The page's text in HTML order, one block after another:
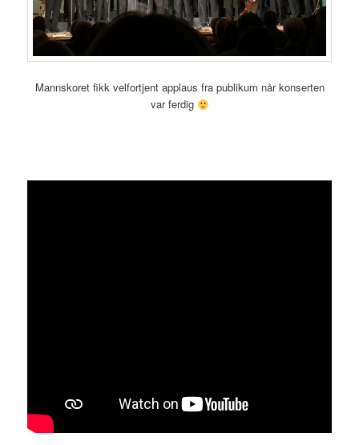
Mannskoret fikk velfortjent applaus fra publikum når konserten
var ferdig